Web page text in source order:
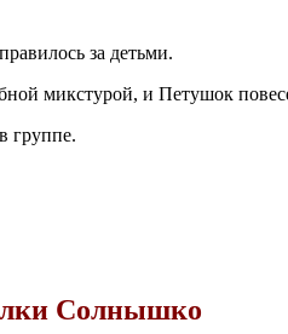
за детьми.
микстурой, и Петушок
группе.
Солнышко